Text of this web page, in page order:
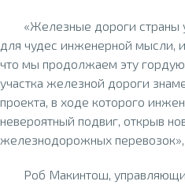
«Железные дороги страны
для чудес инженерной мысли,
что мы продолжаем эту
участка железной дороги
проекта, в ходе которого
невероятный подвиг, открыв
железнодорожных
Роб Макинтош,